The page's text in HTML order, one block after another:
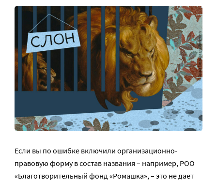
Если вы по ошибке включили организационно-
правовую форму в состав названия – например, РОО
«Благотворительный фонд «Ромашка», – это не дает